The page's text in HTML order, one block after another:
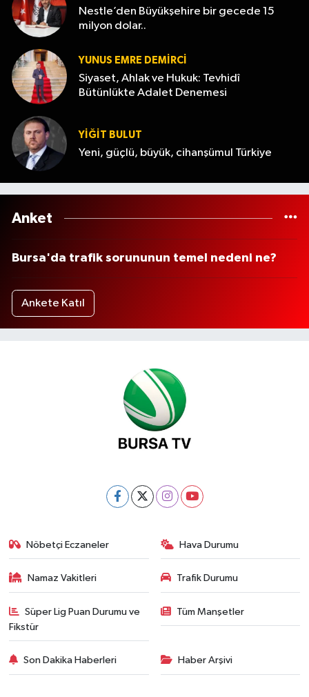
Nestle’den Büyükşehire bir gecede 15
milyon dolar..
YUNUS EMRE DEMIRCI
Siyaset, Ahlak ve Hukuk: Tevhidî
Bütünlükte Adalet Denemesi
YİĞİT BULUT
Yeni, güçlü, büyük, cihanşümul Türkiye
Anket
Bursa'da trafik sorununun temel nedeni ne?
Ankete Katıl
Nöbetçi Eczaneler Hava Durumu
Namaz Vakitleri Trafik Durumu
Süper Lig Puan Durumu ve
Fikstür
Tüm Manşetler
Son Dakika Haberleri Haber Arşivi